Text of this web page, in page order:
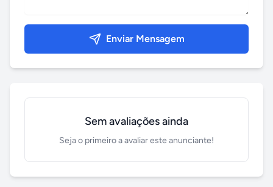
Enviar Mensagem
Sem avaliações ainda
Seja o primeiro a avaliar este anunciante!